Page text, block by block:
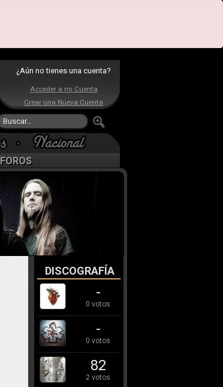
¿Aún no tienes una cuenta?
Acceder a mi Cuenta
Crear una Nueva Cuenta
FOROS
DISCOGRAFÍA
-
0 votos
-
0 votos
82
2 votos